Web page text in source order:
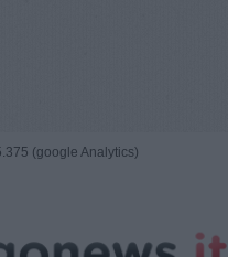
(google Analytics)